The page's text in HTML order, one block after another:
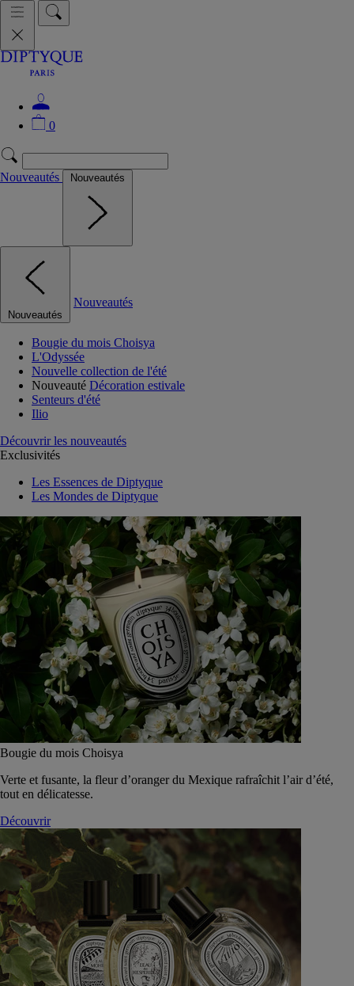
0
Nouveautés Nouveautés
Nouveautés
Nouveautés
Bougie du mois Choisya
L'Odyssée
Nouvelle collection de l'été
Nouveauté Décoration estivale
Senteurs d'été
Ilio
Découvrir les nouveautés
Exclusivités
Les Essences de Diptyque
Les Mondes de Diptyque
Bougie du mois Choisya
Verte et fusante, la fleur d’oranger du Mexique rafraîchit l’air d’été,
tout en délicatesse.
Découvrir